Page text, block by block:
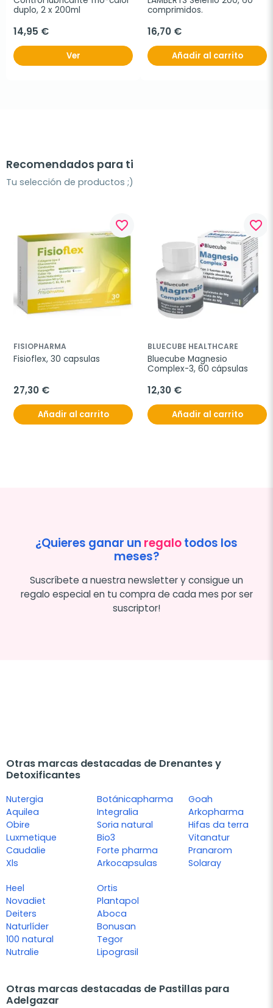
duplo, 2 x 200ml
14,95 €
Ver
comprimidos.
16,70 €
Añadir al carrito
Recomendados para ti
Tu selección de productos ;)
favorite_border
FISIOPHARMA
Fisioflex, 30 capsulas
27,30 €
Añadir al carrito
favorite_border
BLUECUBE HEALTHCARE
Bluecube Magnesio
Complex-3, 60 cápsulas
12,30 €
Añadir al carrito
¿Quieres ganar un regalotodos los
meses?
Suscríbete a nuestra newsletter y consigue un
regalo especial en tu compra de cada mes por ser
suscriptor!
Otras marcas destacadas de Drenantes y
Detoxificantes
Nutergia
Aquilea
Obire
Luxmetique
Caudalie
Xls
Botánicapharma
Integralia
Soria natural
Bio3
Forte pharma
Arkocapsulas
Goah
Arkopharma
Hifas da terra
Vitanatur
Pranarom
Solaray
Heel
Novadiet
Deiters
Naturlíder
100 natural
Nutralie
Ortis
Plantapol
Aboca
Bonusan
Tegor
Lipograsil
Otras marcas destacadas de Pastillas para
Adelgazar